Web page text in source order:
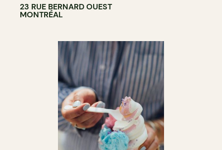
23 RUE BERNARD OUEST
MONTRÉAL